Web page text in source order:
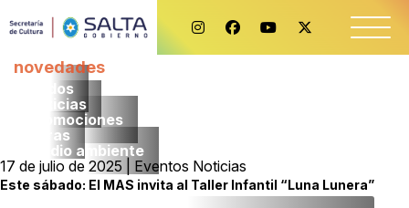
novedades
Todos
noticias
promociones
obras
medio ambiente
17 de julio de 2025 | Eventos Noticias
Este sábado: El MAS invita al Taller Infantil “Luna Lunera”